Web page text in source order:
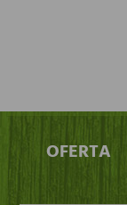
OFERTA